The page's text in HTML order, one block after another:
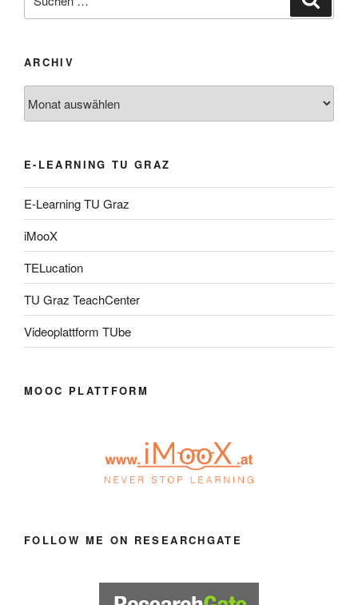
nach:
ARCHIV
E-LEARNING TU GRAZ
E-Learning TU Graz
iMooX
TELucation
TU Graz TeachCenter
Videoplattform TUbe
MOOC PLATTFORM
FOLLOW ME ON RESEARCHGATE